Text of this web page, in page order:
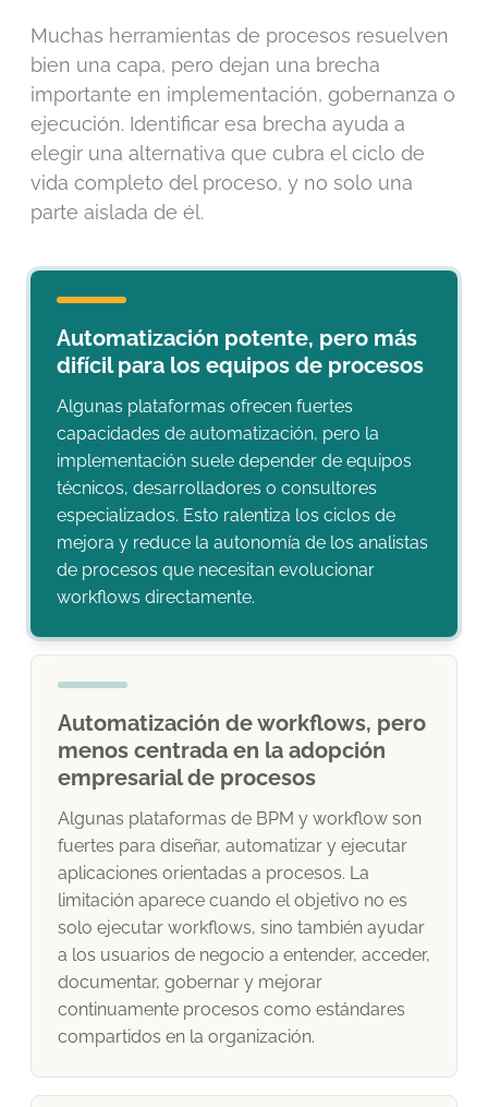
Muchas herramientas de procesos resuelven
bien una capa, pero dejan una brecha
importante en implementación, gobernanza o
ejecución. Identificar esa brecha ayuda a
elegir una alternativa que cubra el ciclo de
vida completo del proceso, y no solo una
parte aislada de él.
Automatización potente, pero más
difícil para los equipos de procesos
Algunas plataformas ofrecen fuertes
capacidades de automatización, pero la
implementación suele depender de equipos
técnicos, desarrolladores o consultores
especializados. Esto ralentiza los ciclos de
mejora y reduce la autonomía de los analistas
de procesos que necesitan evolucionar
workflows directamente.
Automatización de workflows, pero
menos centrada en la adopción
empresarial de procesos
Algunas plataformas de BPM y workflow son
fuertes para diseñar, automatizar y ejecutar
aplicaciones orientadas a procesos. La
limitación aparece cuando el objetivo no es
solo ejecutar workflows, sino también ayudar
a los usuarios de negocio a entender, acceder,
documentar, gobernar y mejorar
continuamente procesos como estándares
compartidos en la organización.